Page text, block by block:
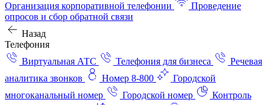
Организация корпоративной телефонии
Проведение
опросов и сбор обратной связи
Назад
Телефония
Виртуальная АТС
Телефония для бизнеса
Речевая
аналитика звонков
Номер 8-800
Городской
многоканальный номер
Городской номер
Контроль